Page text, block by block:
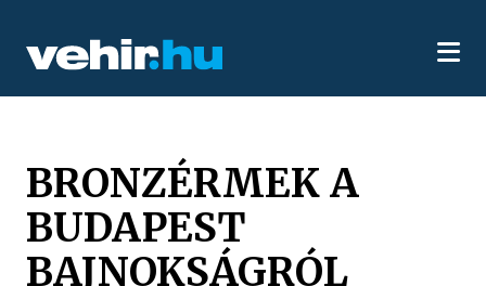
BRONZÉRMEK A
BUDAPEST
BAJNOKSÁGRÓL